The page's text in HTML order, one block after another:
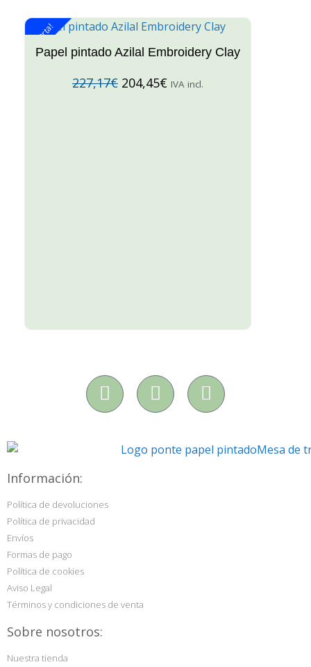
¡Oferta!
Papel pintado Azilal Embroidery Clay
227,17€ 204,45€ IVA incl.
Información:
Política de devoluciones
Política de privacidad
Envíos
Formas de pago
Política de cookies
Aviso Legal
Términos y condiciones de venta
Sobre nosotros:
Nuestra tienda